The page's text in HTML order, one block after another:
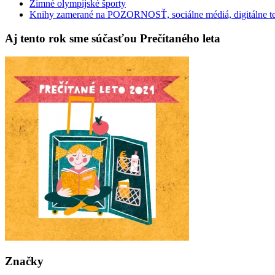
Zimné olympijské športy
Knihy zamerané na POZORNOSŤ, sociálne médiá, digitálne
Aj tento rok sme súčasťou Prečítaného leta
Značky